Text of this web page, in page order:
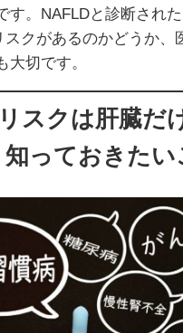
す。NAFLDと診断され
スクがあるのかどうか、
大切です。
スクは肝臓だ
っておきたい